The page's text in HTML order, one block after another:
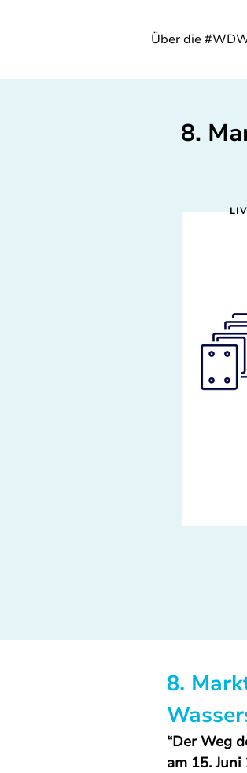
Über die
8.
8.
“Der Weg
am 15.